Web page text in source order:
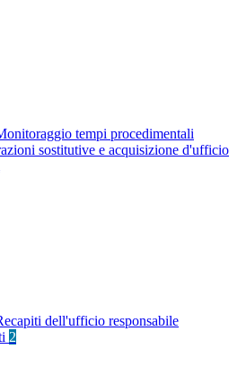
tempi procedimentali
sostitutive e acquisizione d'ufficio
dell'ufficio responsabile
2